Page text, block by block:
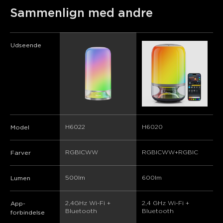
Sammenlign med andre
Udseende
Model H6022 H6020
Farver RGBICWW RGBICWW+RGBIC
Lumen 500lm 600lm
App-
forbindelse
2,4GHz Wi-Fi +
Bluetooth
2,4 GHz Wi-Fi +
Bluetooth
close